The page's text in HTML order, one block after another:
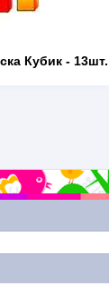
Кубик - 13шт.